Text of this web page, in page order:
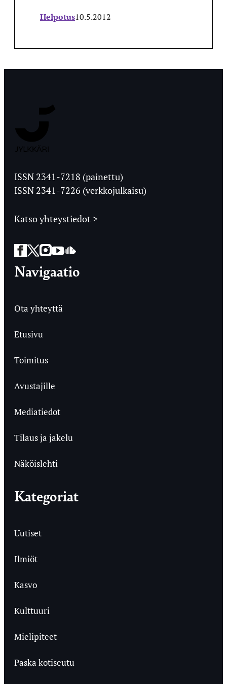
Helpotus10.5.2012
Ylioppilaslehti
ISSN 2341-7218 (painettu)
ISSN 2341-7226 (verkkojulkaisu)
Katso yhteystiedot >
Facebook
Twitter
Instagram
YouTube
SoundCloud
Navigaatio
Ota yhteyttä
Etusivu
Toimitus
Avustajille
Mediatiedot
Tilaus ja jakelu
Näköislehti
Kategoriat
Uutiset
Ilmiöt
Kasvo
Kulttuuri
Mielipiteet
Paska kotiseutu